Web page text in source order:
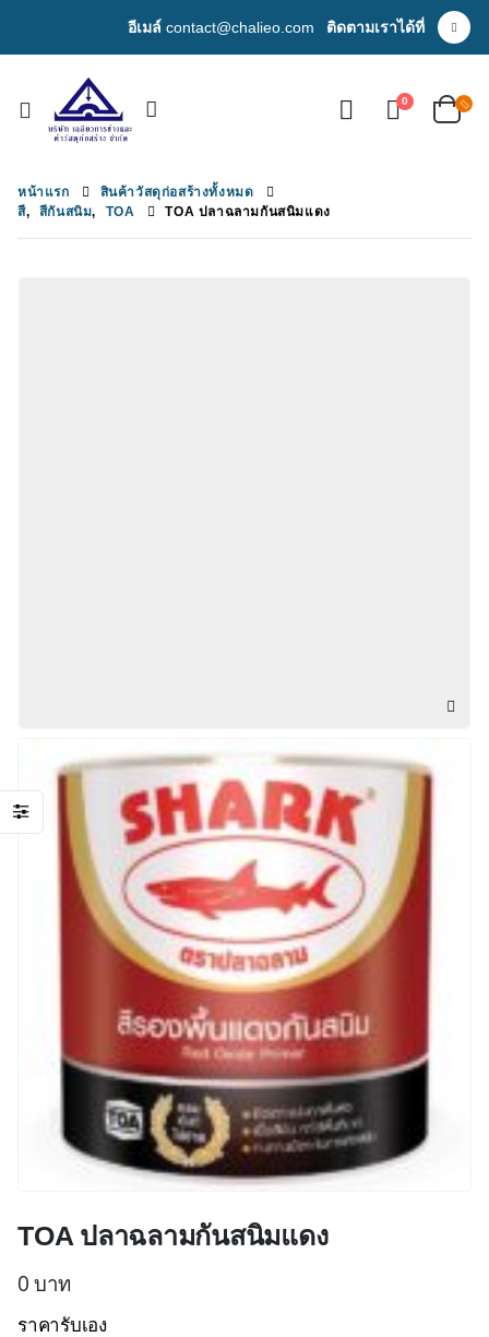
อีเมล์contact@chalieo.com ติดตามเราได้ที่
0
หน้าแรก
สินค้าวัสดุก่อสร้างทั้งหมด
สี, สีกันสนิม, TOA TOA ปลาฉลามกันสนิมแดง
TOA ปลาฉลามกันสนิมแดง
0บาท
ราคารับเอง